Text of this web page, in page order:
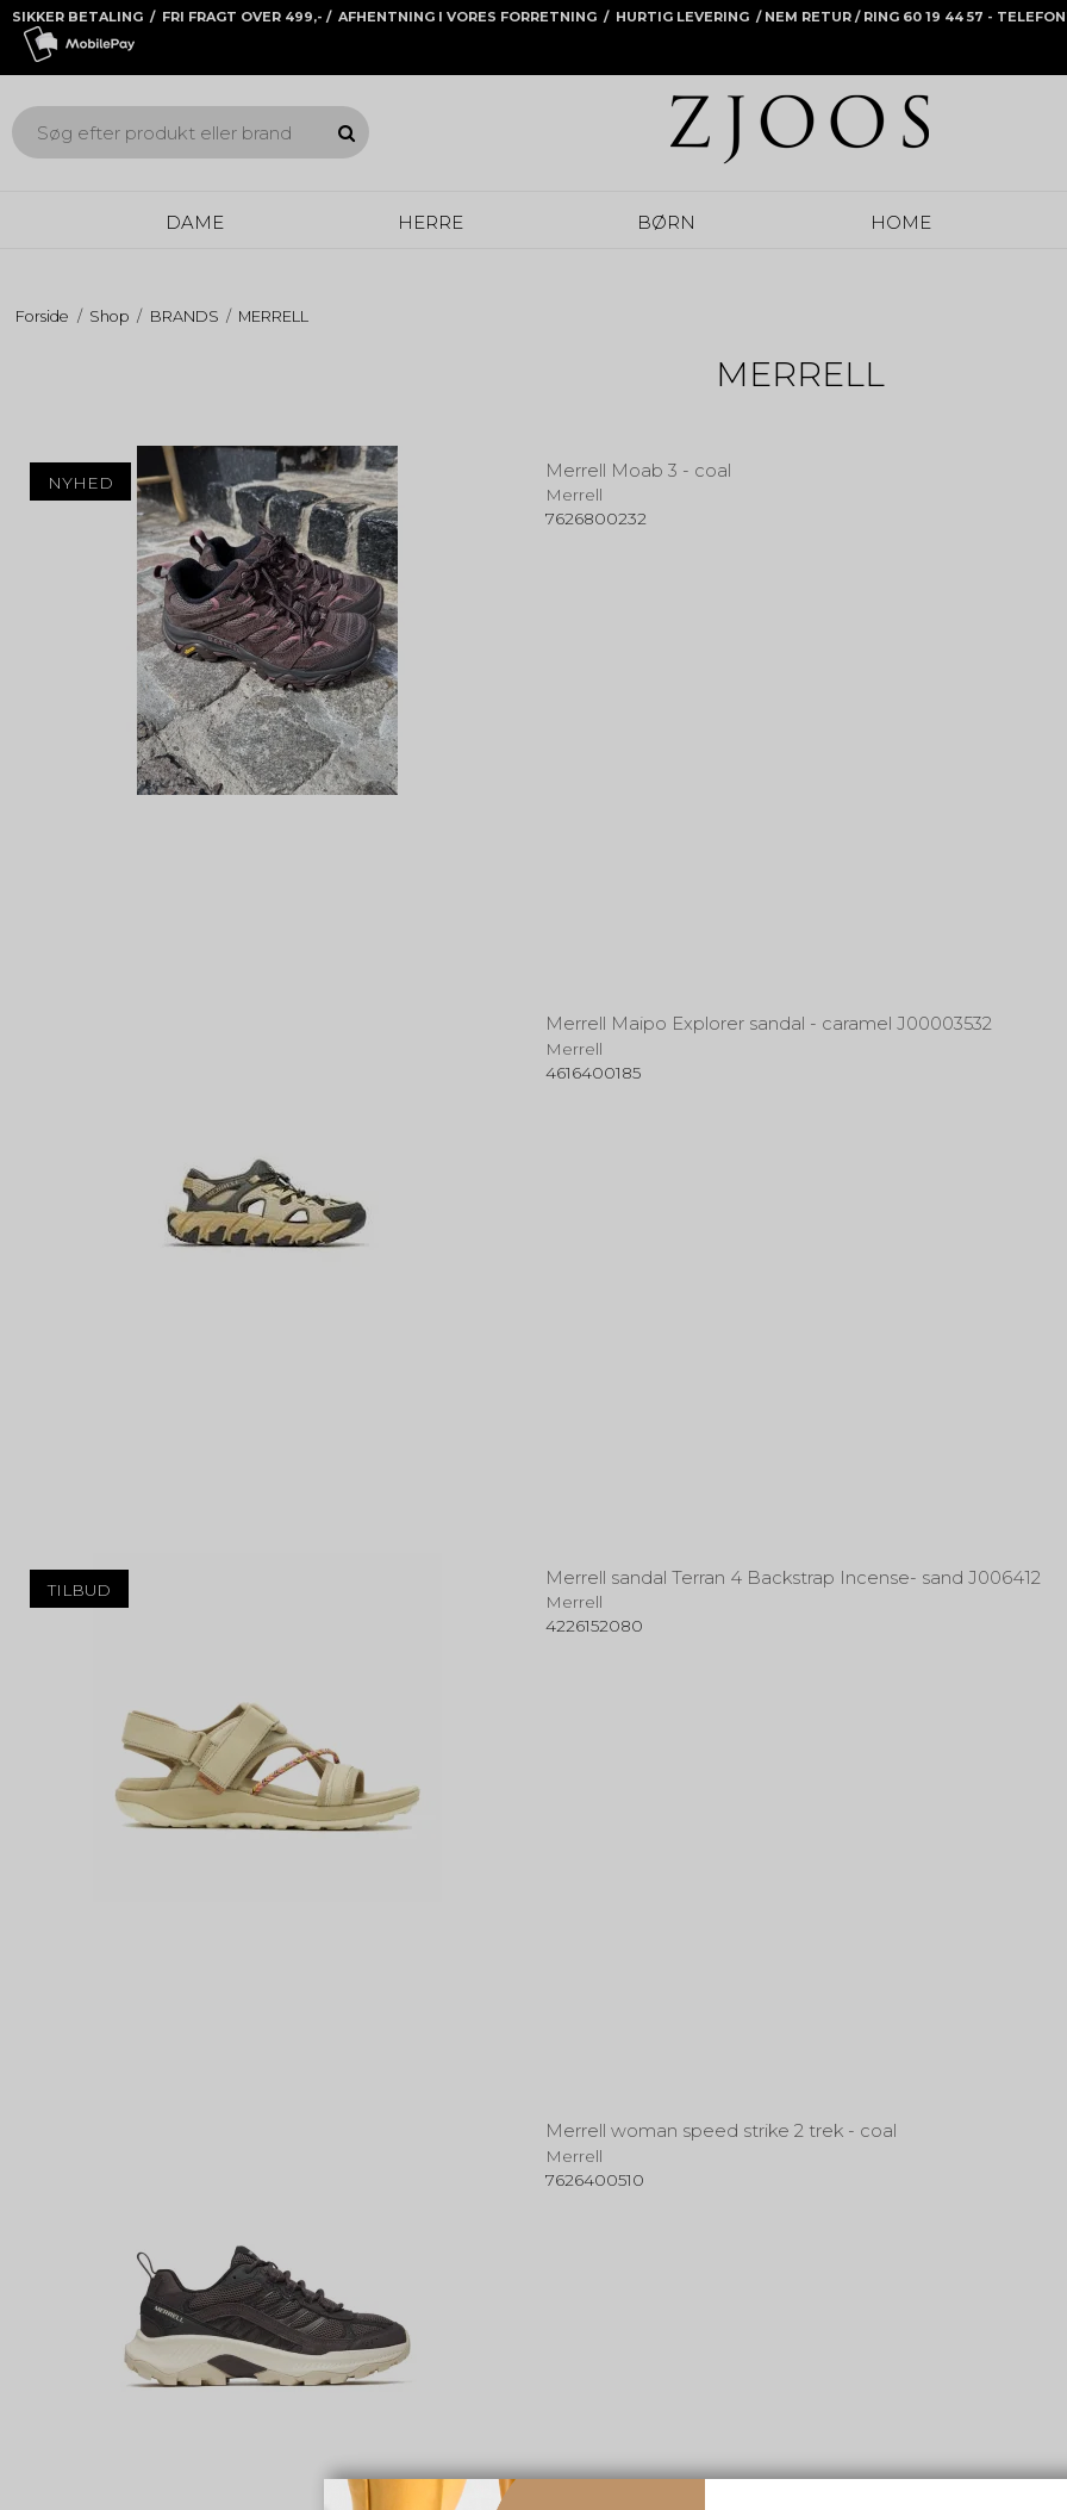
SIKKER BETALING / FRI FRAGT OVER 499,- / AFHENTNING I VORES FORRETNING / HURTIG LEVERING / NEM RETUR / RING 60 19 44 57 -
DAME HERRE BØRN HOME
Forside / Shop / BRANDS / MERRELL
MERRELL
NYHED
Merrell Moab 3 - coal
Merrell
7626800232
Merrell Maipo Explorer sandal - caramel J00003532
Merrell
4616400185
TILBUD
Merrell sandal Terran 4 Backstrap Incense- sand J006412
Merrell
4226152080
Merrell woman speed strike 2 trek - coal
Merrell
7626400510